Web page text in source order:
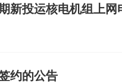
新投运核电机组上网
约的公告